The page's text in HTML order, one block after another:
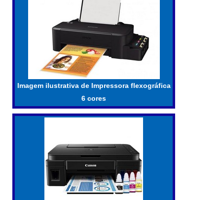
Imagem ilustrativa de Impressora flexográfica
6 cores